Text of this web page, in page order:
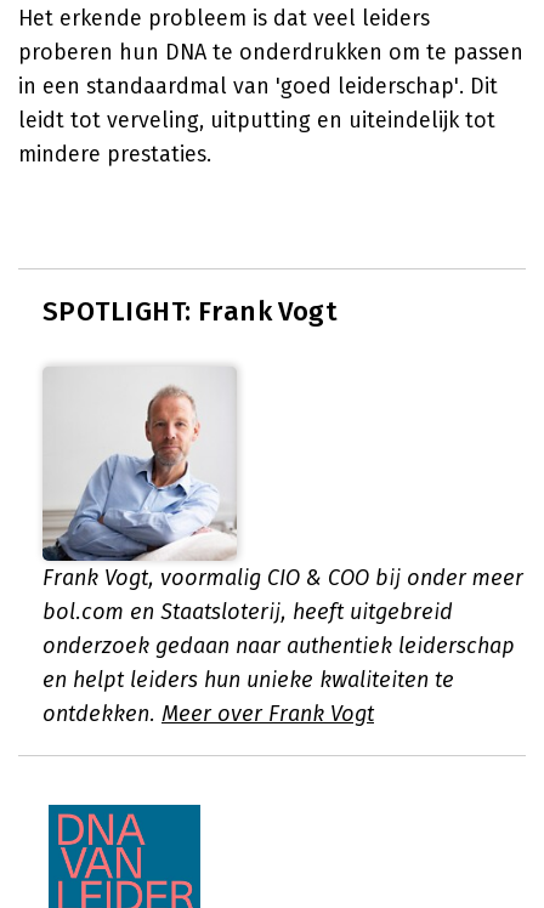
Het erkende probleem is dat veel leiders
proberen hun DNA te onderdrukken om te passen
in een standaardmal van 'goed leiderschap'. Dit
leidt tot verveling, uitputting en uiteindelijk tot
mindere prestaties.
SPOTLIGHT: Frank Vogt
Frank Vogt, voormalig CIO & COO bij onder meer
bol.com en Staatsloterij, heeft uitgebreid
onderzoek gedaan naar authentiek leiderschap
en helpt leiders hun unieke kwaliteiten te
ontdekken. Meer over Frank Vogt